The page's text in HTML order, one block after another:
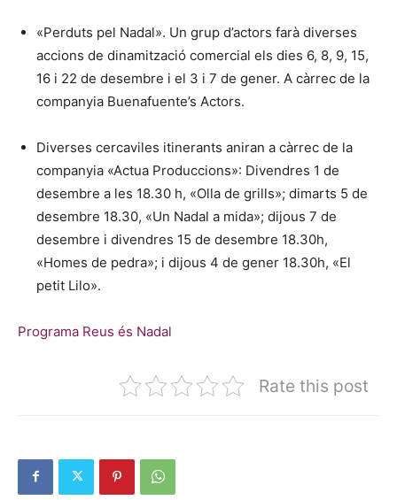
«Perduts pel Nadal». Un grup d’actors farà diverses
accions de dinamització comercial els dies 6, 8, 9, 15,
16 i 22 de desembre i el 3 i 7 de gener. A càrrec de la
companyia Buenafuente’s Actors.
Diverses cercaviles itinerants aniran a càrrec de la
companyia «Actua Produccions»: Divendres 1 de
desembre a les 18.30 h, «Olla de grills»; dimarts 5 de
desembre 18.30, «Un Nadal a mida»; dijous 7 de
desembre i divendres 15 de desembre 18.30h,
«Homes de pedra»; i dijous 4 de gener 18.30h, «El
petit Lilo».
Programa Reus és Nadal
Rate this post